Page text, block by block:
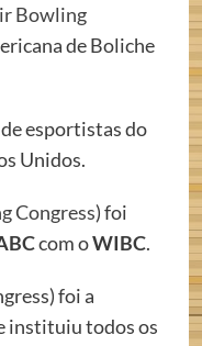
Bowling
de Boliche
esportistas do
Unidos.
Congress) foi
com oWIBC.
foi a
instituiu todos os